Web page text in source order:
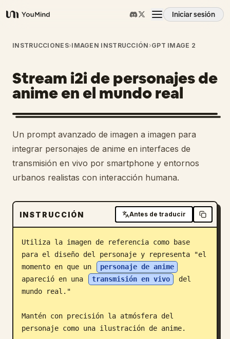
YouMind
Iniciar sesión
Resumen
Casos de uso
Habilidades
Prompts
Precios
Descargar
Blog
Actualizaciones
INSTRUCCIONES›IMAGEN INSTRUCCIÓN ›GPT IMAGE 2
Stream i2i de personajes de
anime en el mundo real
Un prompt avanzado de imagen a imagen para
integrar personajes de anime en interfaces de
transmisión en vivo por smartphone y entornos
urbanos realistas con interacción humana.
INSTRUCCIÓN Antes de traducir
Utiliza la imagen de referencia como base
para el diseño del personaje y representa "el
momento en que un
personaje de anime
apareció en una
transmisión en vivo
del
mundo real."
Mantén con precisión la atmósfera del
personaje como una ilustración de anime.